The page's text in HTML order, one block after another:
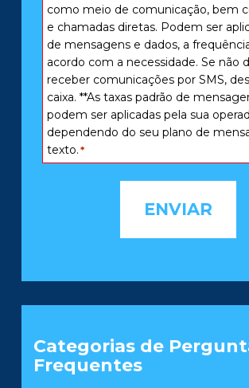
como meio de comunicação, bem
e chamadas diretas. Podem ser
de mensagens e dados, a
acordo com a necessidade. Se não
receber comunicações por SMS,
caixa. **As taxas padrão de
podem ser aplicadas pela sua
dependendo do seu plano de
texto.*
Categorias de
Frequentes